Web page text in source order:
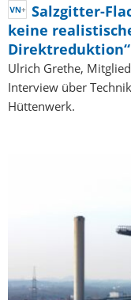
Salzgitter-
keine
Direktreduktion“
Ulrich Grethe,
Interview über
Hüttenwerk.